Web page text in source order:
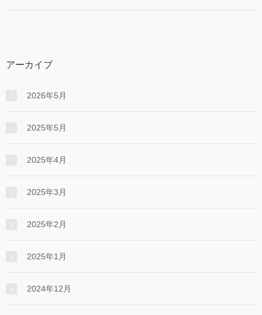
アーカイブ
2026年5月
2025年5月
2025年4月
2025年3月
2025年2月
2025年1月
2024年12月